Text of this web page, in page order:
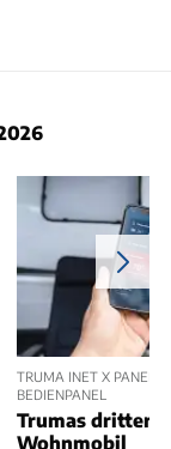
TRUMA INET X PANEL 2
BEDIENPANEL
Trumas dritter
Wohnmobil